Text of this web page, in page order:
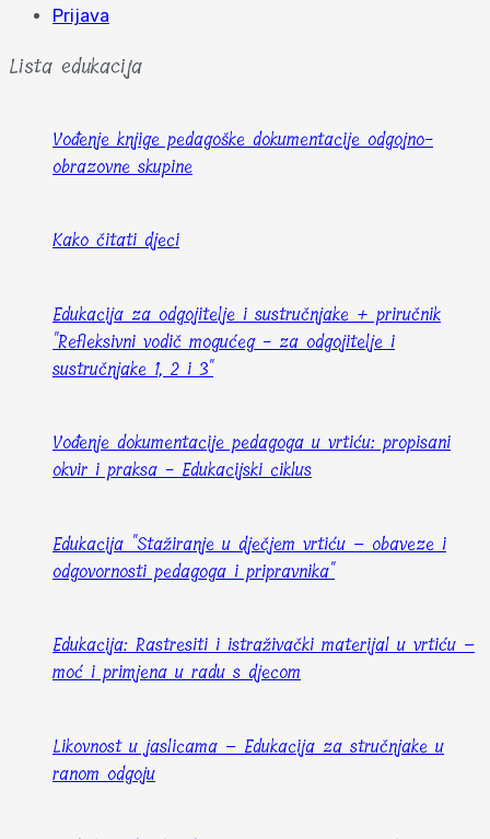
Prijava
Lista edukacija
Vođenje knjige pedagoške dokumentacije odgojno-
obrazovne skupine
Kako čitati djeci
Edukacija za odgojitelje i sustručnjake + priručnik
"Refleksivni vodič mogućeg - za odgojitelje i
sustručnjake 1, 2 i 3"
Vođenje dokumentacije pedagoga u vrtiću: propisani
okvir i praksa - Edukacijski ciklus
Edukacija "Stažiranje u dječjem vrtiću – obaveze i
odgovornosti pedagoga i pripravnika"
Edukacija: Rastresiti i istraživački materijal u vrtiću –
moć i primjena u radu s djecom
Likovnost u jaslicama – Edukacija za stručnjake u
ranom odgoju